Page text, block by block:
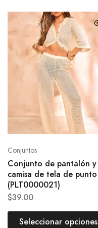
Conjuntos
Conjunto de pantalón y
camisa de tela de punto
(PLT0000021)
$39.00
Seleccionar opciones